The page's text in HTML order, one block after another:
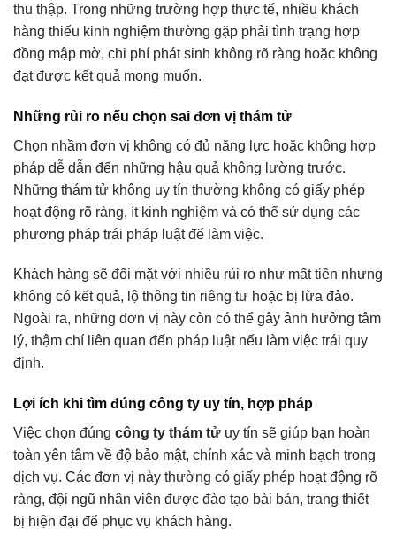
thu thập. Trong những trường hợp thực tế, nhiều khách
hàng thiếu kinh nghiệm thường gặp phải tình trạng hợp
đồng mập mờ, chi phí phát sinh không rõ ràng hoặc không
đạt được kết quả mong muốn.
Những rủi ro nếu chọn sai đơn vị thám tử
Chọn nhầm đơn vị không có đủ năng lực hoặc không hợp
pháp dễ dẫn đến những hậu quả không lường trước.
Những thám tử không uy tín thường không có giấy phép
hoạt động rõ ràng, ít kinh nghiệm và có thể sử dụng các
phương pháp trái pháp luật để làm việc.
Khách hàng sẽ đối mặt với nhiều rủi ro như mất tiền nhưng
không có kết quả, lộ thông tin riêng tư hoặc bị lừa đảo.
Ngoài ra, những đơn vị này còn có thể gây ảnh hưởng tâm
lý, thậm chí liên quan đến pháp luật nếu làm việc trái quy
định.
Lợi ích khi tìm đúng công ty uy tín, hợp pháp
Việc chọn đúng công ty thám tử uy tín sẽ giúp bạn hoàn
toàn yên tâm về độ bảo mật, chính xác và minh bạch trong
dịch vụ. Các đơn vị này thường có giấy phép hoạt động rõ
ràng, đội ngũ nhân viên được đào tạo bài bản, trang thiết
bị hiện đại để phục vụ khách hàng.